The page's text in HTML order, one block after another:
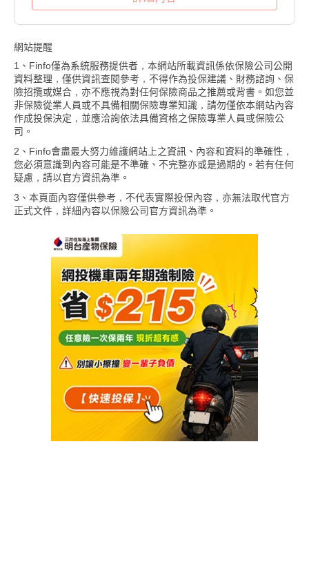
網站提醒
1、Finfo僅為系統服務提供者，本網站所載資訊係依保險公司公開
資料整理，僅供資訊查閱參考，不得作為投保建議、財務諮詢、保
險招攬或媒合，亦不應視為對任何保險商品之推薦或背書。如您並
非保險從業人員或不具備相關保險專業知識，請勿僅依本網站內容
作成投保決定，並應洽詢依法具備資格之保險專業人員或保險公
司。
2、Finfo會盡最大努力維護網站上之資訊、內容和資料的準確性，
您必須意識到內容可能是不準確、不完整亦或是過期的。若有任何
疑慮，請以官方資訊為準。
3、本頁面內容僅供參考，不代表實際投保內容，亦無法取代官方
正式文件，詳細內容以保險公司官方資訊為準。